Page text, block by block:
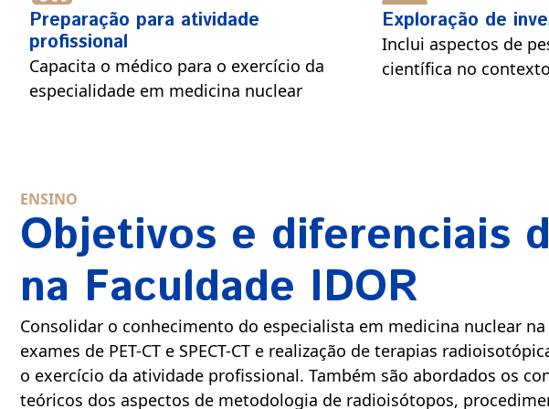
Preparação para atividade
profissional
Capacita o médico para o exercício da
especialidade em medicina nuclear
Exploração de
Inclui aspectos de
científica no
ENSINO
Objetivos e diferenciais
na Faculdade IDOR
Consolidar o conhecimento do especialista em medicina nuclear
exames de PET-CT e SPECT-CT e realização de terapias
o exercício da atividade profissional. Também são abordados os
teóricos dos aspectos de metodologia de radioisótopos,